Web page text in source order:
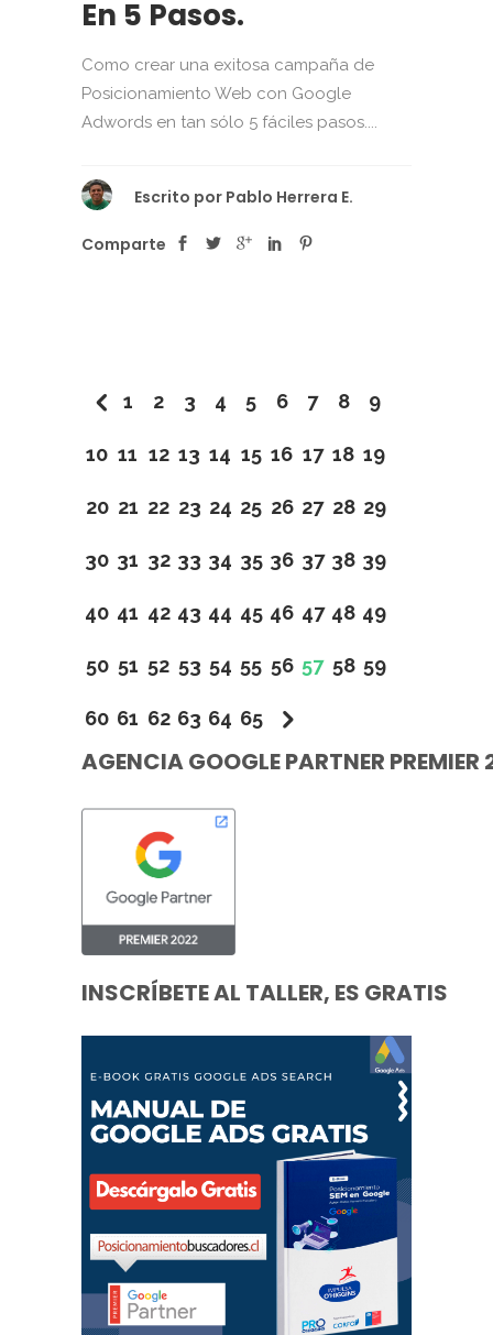
En 5 Pasos.
Como crear una exitosa campaña de
Posicionamiento Web con Google
Adwords en tan sólo 5 fáciles pasos....
Escrito por Pablo Herrera E.
Comparte
1 2 3 4 5 6 7 8 9
10 11 12 13 14 15 16 17 18 19
20 21 22 23 24 25 26 27 28 29
30 31 32 33 34 35 36 37 38 39
40 41 42 43 44 45 46 47 48 49
50 51 52 53 54 55 56 57 58 59
60 61 62 63 64 65
AGENCIA GOOGLE PARTNER PREMIER
INSCRÍBETE AL TALLER, ES GRATIS